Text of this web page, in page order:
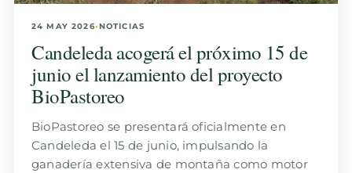
24 MAY 2026•NOTICIAS
Candeleda acogerá el próximo 15 de
junio el lanzamiento del proyecto
BioPastoreo
BioPastoreo se presentará oficialmente en
Candeleda el 15 de junio, impulsando la
ganadería extensiva de montaña como motor